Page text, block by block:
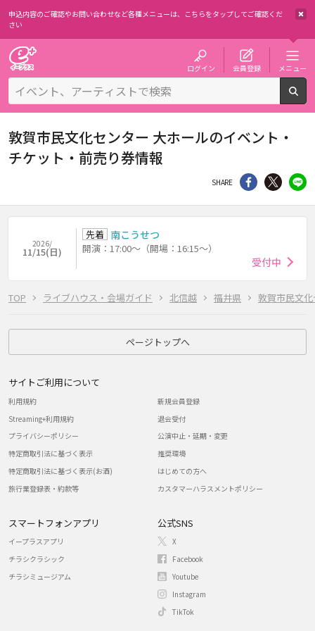
申込内容のご確認やお問い合わせなど各種メニューは、 こちらをタップしてご確認くだ
さい
ログイン 会員登録 メニュー
TOP ライブハウス・会場ガイド 北信越 福井県 敦賀市民文
敦賀市民文化センター 大ホールのイベント・
チケット・前売り券情報
SHARE シェア Twitter
2026/
11/15(日)
先着 南こうせつ
開演：17:00～（開場：16:15～）
受付中
ページトップへ
サイトご利用について
利用規約
Streaming+利用規約
プライバシーポリシー
特定商取引法に基づく表示
特定商取引法に基づく表示(お酒)
旅行業登録表・約款等
新規会員登録
退会受付
公演中止・延期・変更
推奨環境
はじめての方へ
カスタマーハラスメントポリシー
スマートフォンアプリ
イープラスアプリ
チラシクラシック
チラシミュージアム
公式SNS
X
Facebook
Youtube
Instagram
TikTok